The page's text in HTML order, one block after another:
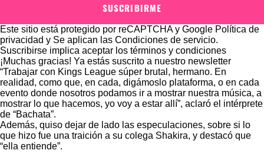
SUSCRIBIRME
Este sitio está protegido por reCAPTCHA y Google Política de
privacidad y Se aplican las Condiciones de servicio.
Suscribirse implica aceptar los términos y condiciones
¡Muchas gracias! Ya estás suscrito a nuestro newsletter
“Trabajar con Kings League súper brutal, hermano. En
realidad, como que, en cada, digámoslo plataforma, o en cada
evento donde nosotros podamos ir a mostrar nuestra música, a
mostrar lo que hacemos, yo voy a estar allí”, aclaró el intérprete
de “Bachata”.
Además, quiso dejar de lado las especulaciones, sobre si lo
que hizo fue una traición a su colega Shakira, y destacó que
“ella entiende”.